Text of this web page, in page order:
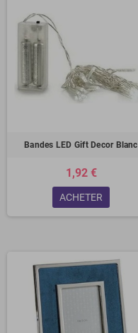
Bandes LED Gift Decor Blanc
1,92 €
ACHETER